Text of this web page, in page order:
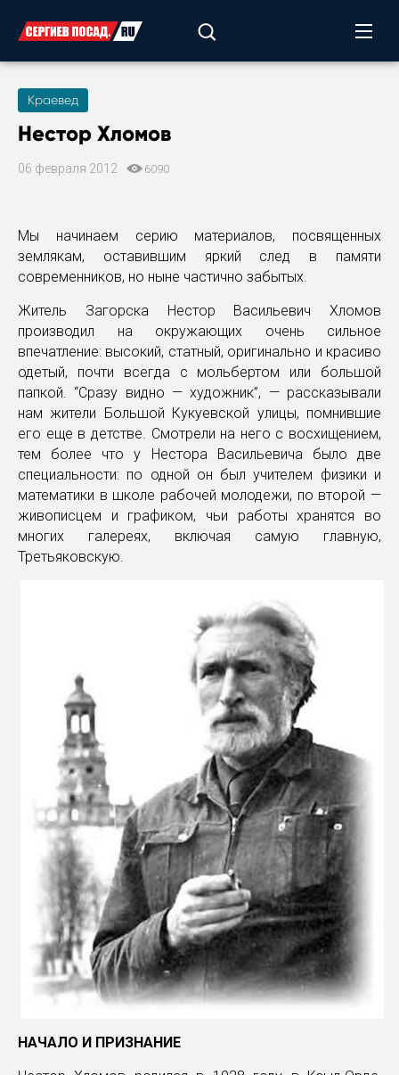
Краевед
Нестор Хломов
06 февраля 2012 6090
Мы начинаем серию материалов, посвященных
землякам, оставившим яркий след в памяти
современников, но ныне частично забытых.
Житель Загорска Нестор Васильевич Хломов
производил на окружающих очень сильное
впечатление: высокий, статный, оригинально и красиво
одетый, почти всегда с мольбертом или большой
папкой. “Сразу видно — художник”, — рассказывали
нам жители Большой Кукуевской улицы, помнившие
его еще в детстве. Смотрели на него с восхищением,
тем более что у Нестора Васильевича было две
специальности: по одной он был учителем физики и
математики в школе рабочей молодежи, по второй —
живописцем и графиком, чьи работы хранятся во
многих галереях, включая самую главную,
Третьяковскую.
НАЧАЛО И ПРИЗНАНИЕ